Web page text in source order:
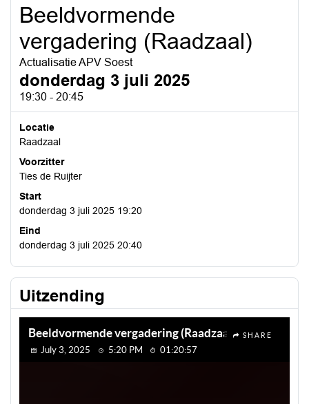
Beeldvormende
vergadering (Raadzaal)
Actualisatie APV Soest
donderdag 3 juli 2025
19:30 - 20:45
Locatie
Raadzaal
Voorzitter
Ties de Ruijter
Start
donderdag 3 juli 2025 19:20
Eind
donderdag 3 juli 2025 20:40
Uitzending